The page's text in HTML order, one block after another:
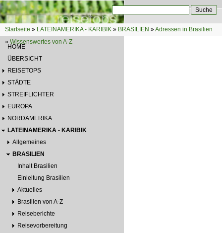
Direkt zum Inhalt
Suchformular
Sie sind hier
Startseite » LATEINAMERIKA - KARIBIK » BRASILIEN »Adressen in Brasilien
» Wissenswertes von A-Z
HOME
ÜBERSICHT
REISETOPS
STÄDTE
STREIFLICHTER
EUROPA
NORDAMERIKA
LATEINAMERIKA - KARIBIK
Allgemeines
BRASILIEN
Inhalt Brasilien
Einleitung Brasilien
Aktuelles
Brasilien von A-Z
Reiseberichte
Reisevorbereitung